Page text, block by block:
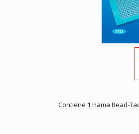
Contiene 1 Hama Bead-